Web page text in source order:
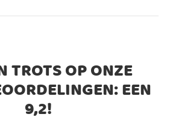
TROTS OP ONZE
EEN
9,2!